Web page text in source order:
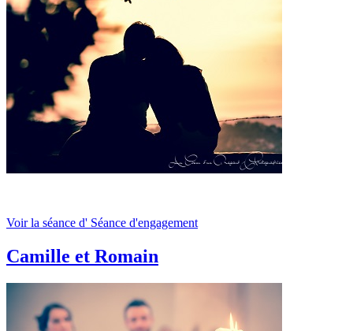
Voir la séance d' Séance d'engagement
Camille et Romain